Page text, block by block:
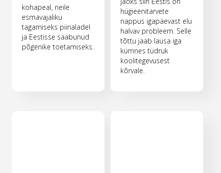
kohapeal, neile
esmavajaliku
tagamiseks piirialadel
ja Eestisse saabunud
põgenike toetamiseks.
hügieenitarvete
nappus igapäevast elu
halvav probleem. Selle
tõttu jääb lausa iga
kümnes tüdruk
koolitegevusest
kõrvale.